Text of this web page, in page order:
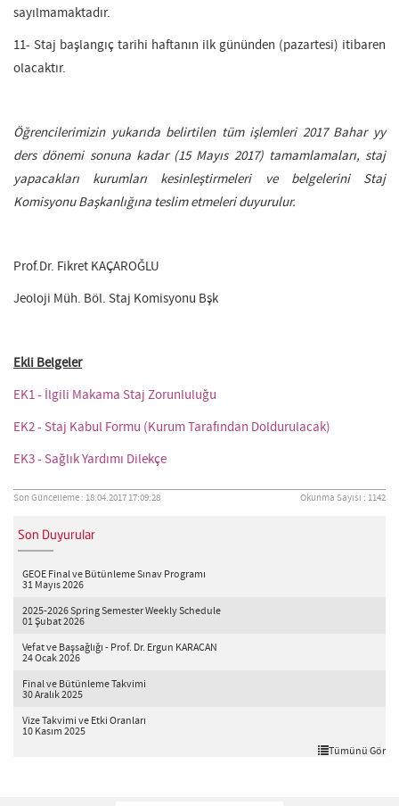
sayılmamaktadır.
11- Staj başlangıç tarihi haftanın ilk gününden (pazartesi) itibaren
olacaktır.
Öğrencilerimizin yukarıda belirtilen tüm işlemleri 2017 Bahar yy
ders dönemi sonuna kadar (15 Mayıs 2017) tamamlamaları, staj
yapacakları kurumları kesinleştirmeleri ve belgelerini Staj
Komisyonu Başkanlığına teslim etmeleri duyurulur.
Prof.Dr. Fikret KAÇAROĞLU
Jeoloji Müh. Böl. Staj Komisyonu Bşk
Ekli Belgeler
EK1 - İlgili Makama Staj Zorunluluğu
EK2 - Staj Kabul Formu (Kurum Tarafından Doldurulacak)
EK3 - Sağlık Yardımı Dilekçe
Son Güncelleme : 18.04.2017 17:09:28 Okunma Sayısı : 1142
Son Duyurular
GEOE Final ve Bütünleme Sınav Programı
31 Mayıs 2026
2025-2026 Spring Semester Weekly Schedule
01 Şubat 2026
Vefat ve Başsağlığı - Prof. Dr. Ergun KARACAN
24 Ocak 2026
Final ve Bütünleme Takvimi
30 Aralık 2025
Vize Takvimi ve Etki Oranları
10 Kasım 2025
Tümünü Gör